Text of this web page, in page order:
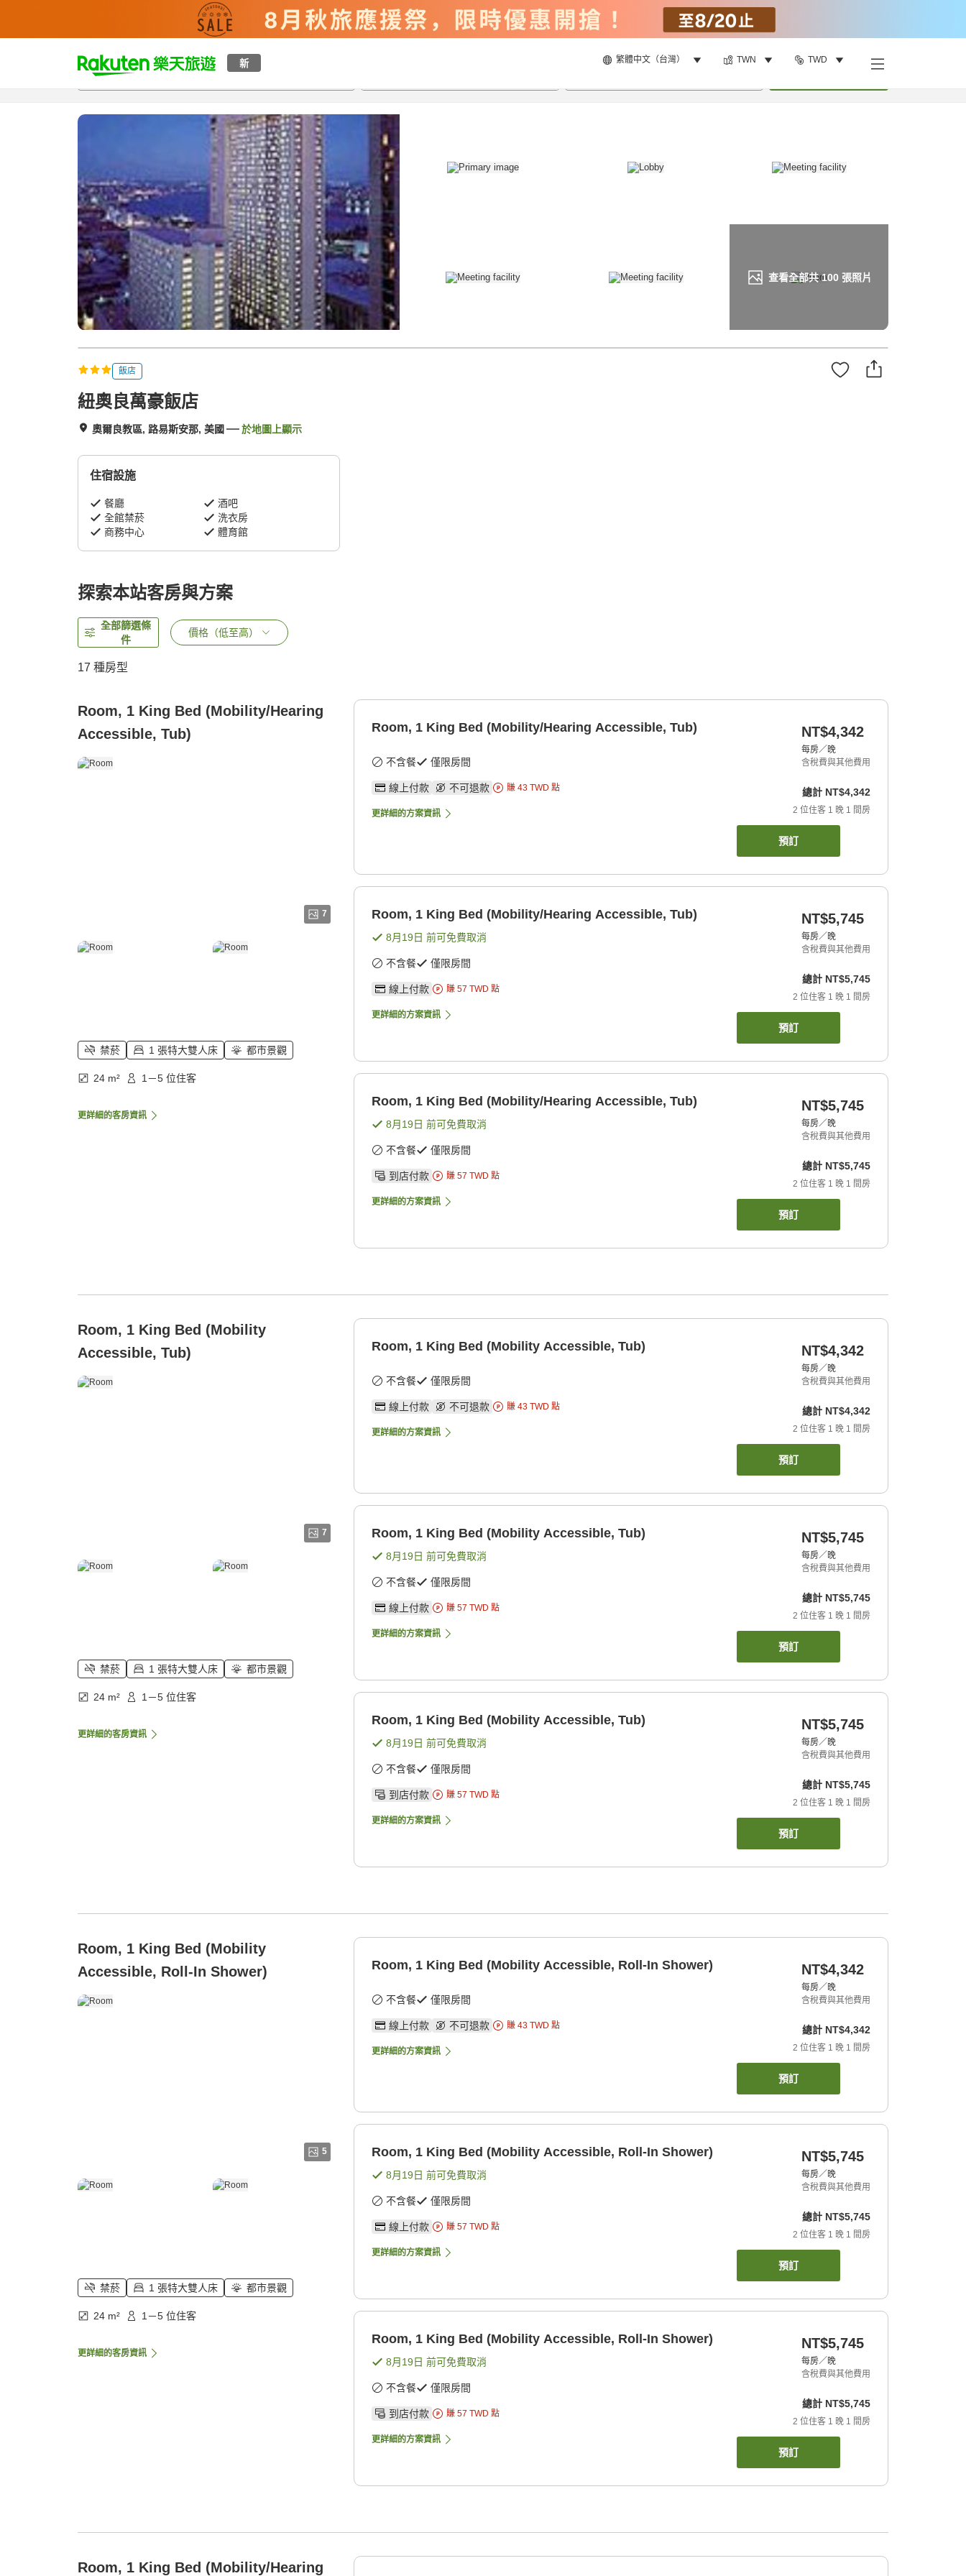
新 繁體中文（台灣） TWN TWD
t
p
a
s
e
a
r
c
h
查看全部共100張照片
總覽客房與方案評語設施
飯店
紐奧良萬豪飯店
奧爾良教區, 路易斯安那, 美國 於地圖上顯示
住宿設施
餐廳
酒吧
全館禁菸
洗衣房
商務中心
體育館
探索本站客房與方案
全部篩選條
件
價格（低至高）
17 種房型
Room, 1 King Bed (Mobility/Hearing
Accessible, Tub)
7
禁菸 1 張特大雙人床 都市景觀
24 m² 1－5 位住客
更詳細的客房資訊
Room, 1 King Bed (Mobility/Hearing Accessible, Tub)
不含餐 僅限房間
線上付款 不可退款 賺 43 TWD 點
更詳細的方案資訊
NT$4,342
每房／晚
含稅費與其他費用
總計 NT$4,342
2 位住客 1 晚 1 間房
預訂
Room, 1 King Bed (Mobility/Hearing Accessible, Tub)
8月19日 前可免費取消
不含餐 僅限房間
線上付款 賺 57 TWD 點
更詳細的方案資訊
NT$5,745
每房／晚
含稅費與其他費用
總計 NT$5,745
2 位住客 1 晚 1 間房
預訂
Room, 1 King Bed (Mobility/Hearing Accessible, Tub)
8月19日 前可免費取消
不含餐 僅限房間
到店付款 賺 57 TWD 點
更詳細的方案資訊
NT$5,745
每房／晚
含稅費與其他費用
總計 NT$5,745
2 位住客 1 晚 1 間房
預訂
Room, 1 King Bed (Mobility
Accessible, Tub)
7
禁菸 1 張特大雙人床 都市景觀
24 m² 1－5 位住客
更詳細的客房資訊
Room, 1 King Bed (Mobility Accessible, Tub)
不含餐 僅限房間
線上付款 不可退款 賺 43 TWD 點
更詳細的方案資訊
NT$4,342
每房／晚
含稅費與其他費用
總計 NT$4,342
2 位住客 1 晚 1 間房
預訂
Room, 1 King Bed (Mobility Accessible, Tub)
8月19日 前可免費取消
不含餐 僅限房間
線上付款 賺 57 TWD 點
更詳細的方案資訊
NT$5,745
每房／晚
含稅費與其他費用
總計 NT$5,745
2 位住客 1 晚 1 間房
預訂
Room, 1 King Bed (Mobility Accessible, Tub)
8月19日 前可免費取消
不含餐 僅限房間
到店付款 賺 57 TWD 點
更詳細的方案資訊
NT$5,745
每房／晚
含稅費與其他費用
總計 NT$5,745
2 位住客 1 晚 1 間房
預訂
Room, 1 King Bed (Mobility
Accessible, Roll-In Shower)
5
禁菸 1 張特大雙人床 都市景觀
24 m² 1－5 位住客
更詳細的客房資訊
Room, 1 King Bed (Mobility Accessible, Roll-In Shower)
不含餐 僅限房間
線上付款 不可退款 賺 43 TWD 點
更詳細的方案資訊
NT$4,342
每房／晚
含稅費與其他費用
總計 NT$4,342
2 位住客 1 晚 1 間房
預訂
Room, 1 King Bed (Mobility Accessible, Roll-In Shower)
8月19日 前可免費取消
不含餐 僅限房間
線上付款 賺 57 TWD 點
更詳細的方案資訊
NT$5,745
每房／晚
含稅費與其他費用
總計 NT$5,745
2 位住客 1 晚 1 間房
預訂
Room, 1 King Bed (Mobility Accessible, Roll-In Shower)
8月19日 前可免費取消
不含餐 僅限房間
到店付款 賺 57 TWD 點
更詳細的方案資訊
NT$5,745
每房／晚
含稅費與其他費用
總計 NT$5,745
2 位住客 1 晚 1 間房
預訂
Room, 1 King Bed (Mobility/Hearing